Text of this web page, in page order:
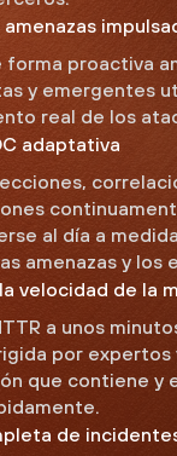
forma proactiva
y emergentes
real de los
adaptativa
al día a
amenazas y los
velocidad de la
a unos
por expertos
que contiene y
de